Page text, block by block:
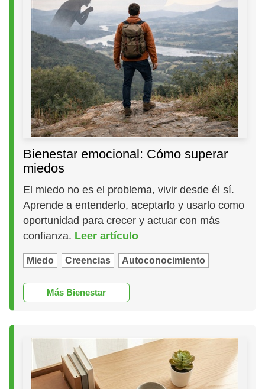
Bienestar emocional: Cómo superar
miedos
El miedo no es el problema, vivir desde él sí.
Aprende a entenderlo, aceptarlo y usarlo como
oportunidad para crecer y actuar con más
confianza. Leer artículo
Miedo Creencias Autoconocimiento
Más Bienestar